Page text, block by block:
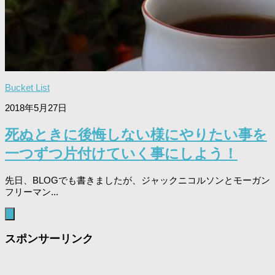
Bucket List
2018年5月27日
死ぬときに後悔しない様にやりたい事を
一つずつ片付けていく事にしよう！
先日、BLOGでも書きましたが、ジャックニコルソンとモーガン
フリーマン...
スポンサーリンク